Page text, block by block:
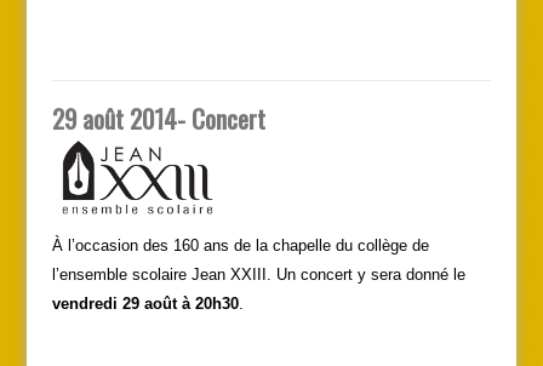
29 août 2014- Concert
À l’occasion des 160 ans de la chapelle du collège de
l’ensemble scolaire Jean XXIII. Un concert y sera donné le
vendredi 29 août à 20h30.